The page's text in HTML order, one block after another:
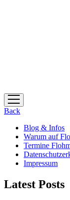
Menü
öffnen
Back
Blog & Infos
Warum auf
Termine
Impressum
Latest Posts